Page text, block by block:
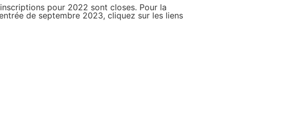
pour 2022 sont closes. Pour la
de septembre 2023, cliquez sur les liens